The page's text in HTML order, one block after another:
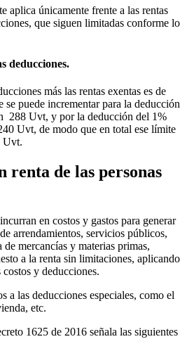
aplica únicamente frente a las rentas
que siguen limitadas conforme lo
deducciones.
más las rentas exentas es de
puede incrementar para la deducción
288 Uvt, y por la deducción del 1%
Uvt, de modo que en total ese límite
Uvt.
renta de las personas
en costos y gastos para generar
arrendamientos, servicios públicos,
mercancías y materias primas,
a la renta sin limitaciones, aplicando
costos y deducciones.
a las deducciones especiales, como el
etc.
1625 de 2016 señala las siguientes